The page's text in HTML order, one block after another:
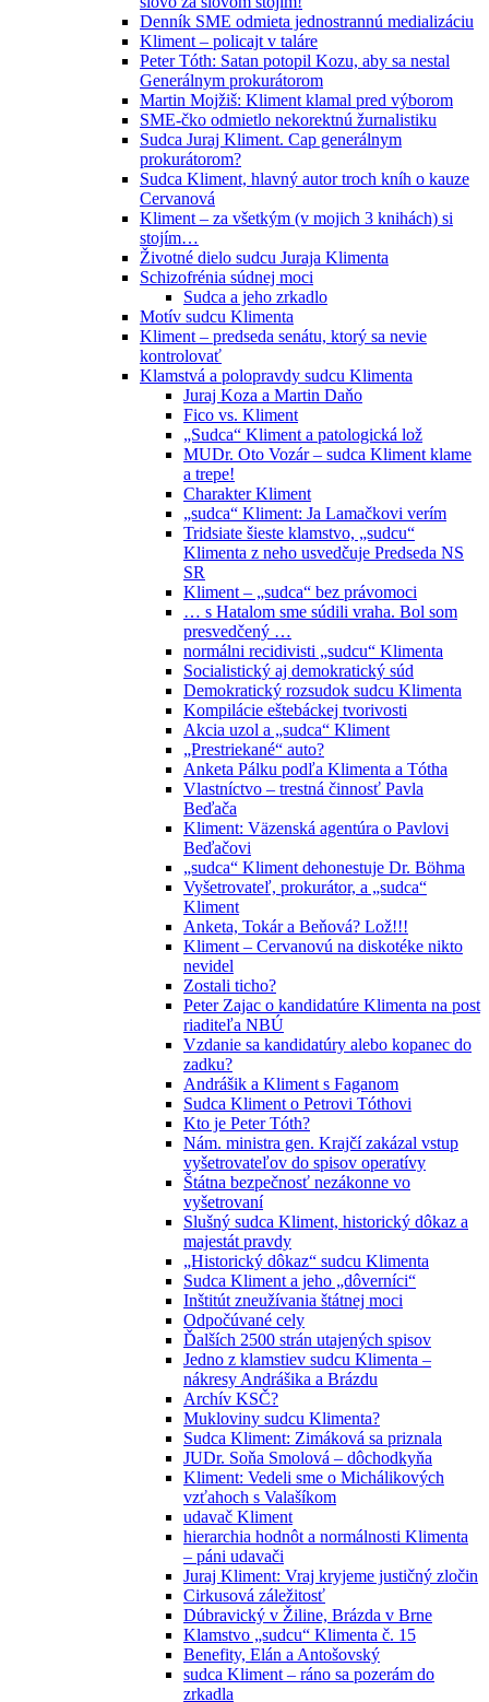
Denník SME odmieta jednostrannú medializáciu
Kliment – policajt v taláre
Peter Tóth: Satan potopil Kozu, aby sa nestal
Generálnym prokurátorom
Martin Mojžiš: Kliment klamal pred výborom
SME-čko odmietlo nekorektnú žurnalistiku
Sudca Juraj Kliment. Cap generálnym
prokurátorom?
Sudca Kliment, hlavný autor troch kníh o kauze
Cervanová
Kliment – za všetkým (v mojich 3 knihách) si
stojím…
Životné dielo sudcu Juraja Klimenta
Schizofrénia súdnej moci
Sudca a jeho zrkadlo
Motív sudcu Klimenta
Kliment – predseda senátu, ktorý sa nevie
kontrolovať
Klamstvá a polopravdy sudcu Klimenta
Juraj Koza a Martin Daňo
Fico vs. Kliment
„Sudca“ Kliment a patologická lož
MUDr. Oto Vozár – sudca Kliment klame
a trepe!
Charakter Kliment
„sudca“ Kliment: Ja Lamačkovi verím
Tridsiate šieste klamstvo, „sudcu“
Klimenta z neho usvedčuje Predseda NS
SR
Kliment – „sudca“ bez právomoci
… s Hatalom sme súdili vraha. Bol som
presvedčený …
normálni recidivisti „sudcu“ Klimenta
Socialistický aj demokratický súd
Demokratický rozsudok sudcu Klimenta
Kompilácie eštebáckej tvorivosti
Akcia uzol a „sudca“ Kliment
„Prestriekané“ auto?
Anketa Pálku podľa Klimenta a Tótha
Vlastníctvo – trestná činnosť Pavla
Beďača
Kliment: Väzenská agentúra o Pavlovi
Beďačovi
„sudca“ Kliment dehonestuje Dr. Böhma
Vyšetrovateľ, prokurátor, a „sudca“
Kliment
Anketa, Tokár a Beňová? Lož!!!
Kliment – Cervanovú na diskotéke nikto
nevidel
Zostali ticho?
Peter Zajac o kandidatúre Klimenta na post
riaditeľa NBÚ
Vzdanie sa kandidatúry alebo kopanec do
zadku?
Andrášik a Kliment s Faganom
Sudca Kliment o Petrovi Tóthovi
Kto je Peter Tóth?
Nám. ministra gen. Krajčí zakázal vstup
vyšetrovateľov do spisov operatívy
Štátna bezpečnosť nezákonne vo
vyšetrovaní
Slušný sudca Kliment, historický dôkaz a
majestát pravdy
„Historický dôkaz“ sudcu Klimenta
Sudca Kliment a jeho „dôverníci“
Inštitút zneužívania štátnej moci
Odpočúvané cely
Ďalších 2500 strán utajených spisov
Jedno z klamstiev sudcu Klimenta –
nákresy Andrášika a Brázdu
Archív KSČ?
Mukloviny sudcu Klimenta?
Sudca Kliment: Zimáková sa priznala
JUDr. Soňa Smolová – dôchodkyňa
Kliment: Vedeli sme o Michálikových
vzťahoch s Valašíkom
udavač Kliment
hierarchia hodnôt a normálnosti Klimenta
– páni udavači
Juraj Kliment: Vraj kryjeme justičný zločin
Cirkusová záležitosť
Dúbravický v Žiline, Brázda v Brne
Klamstvo „sudcu“ Klimenta č. 15
Benefity, Elán a Antošovský
sudca Kliment – ráno sa pozerám do
zrkadla